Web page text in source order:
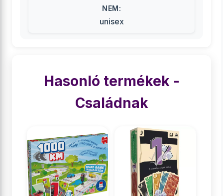
NEM:
unisex
Hasonló termékek -
Családnak